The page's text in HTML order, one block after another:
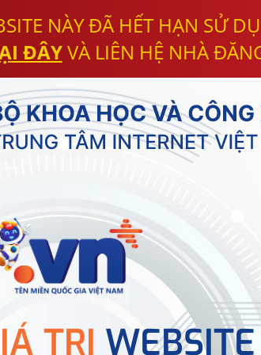
NÀY ĐÃ HẾT HẠN SỬ
ĐÂYVÀ LIÊN HỆ NHÀ
TRỊ WEBSITE